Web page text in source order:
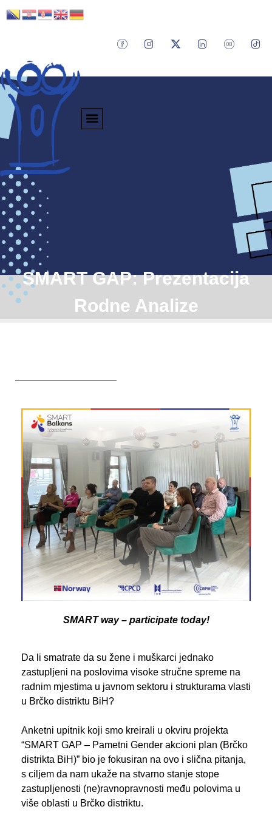
SMART GAP: Prezentacija
Rodne Analize
SMART way – participate today!
Da li smatrate da su žene i muškarci jednako
zastupljeni na poslovima visoke stručne spreme na
radnim mjestima u javnom sektoru i strukturama vlasti
u Brčko distriktu BiH?
Anketni upitnik koji smo kreirali u okviru projekta
“SMART GAP – Pametni Gender akcioni plan (Brčko
distrikta BiH)” bio je fokusiran na ovo i slična pitanja,
s ciljem da nam ukaže na stvarno stanje stope
zastupljenosti (ne)ravnopravnosti među polovima u
više oblasti u Brčko distriktu.